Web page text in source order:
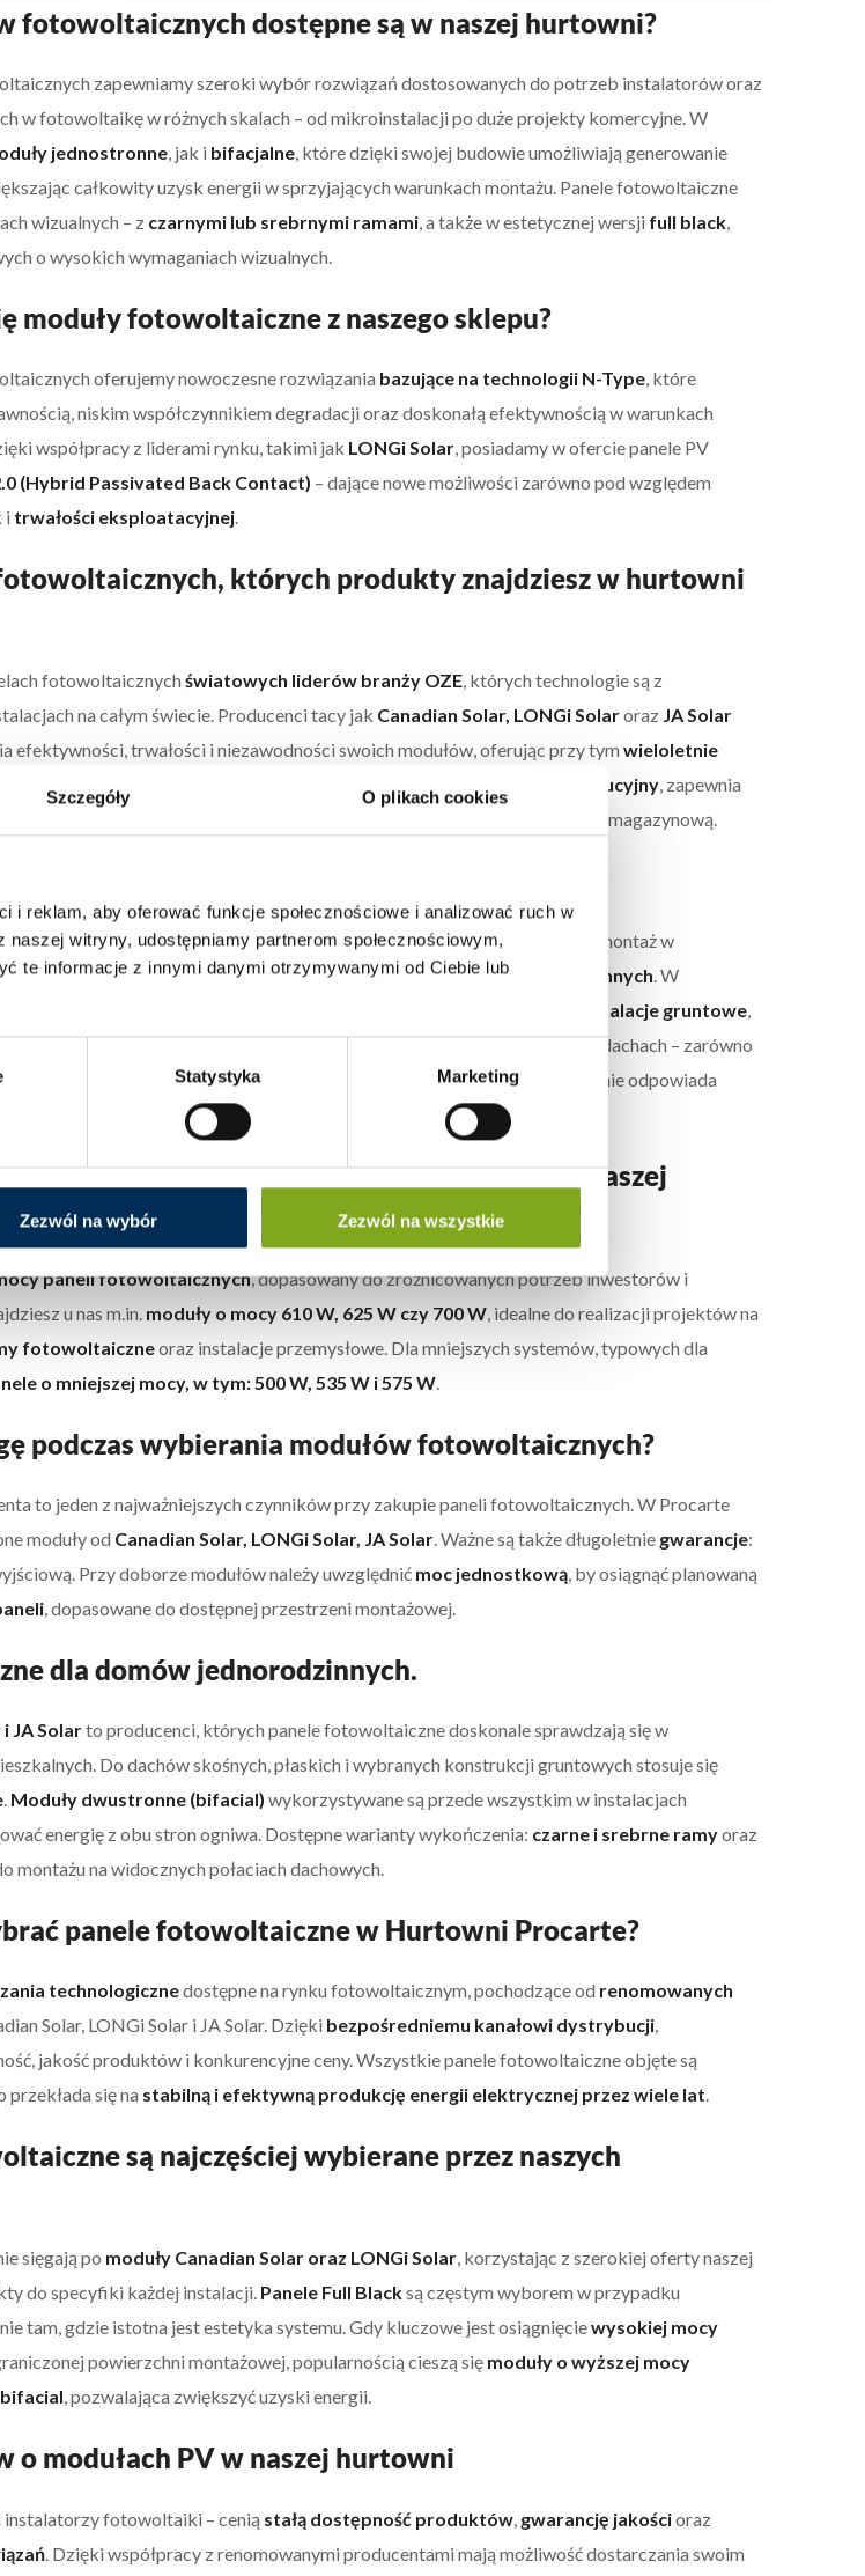
Szczegóły O plikach cookies
reklam, aby oferować funkcje społecznościowe i analizować ruch w
witryny, udostępniamy partnerom społecznościowym,
te informacje z innymi danymi otrzymywanymi od Ciebie lub
Statystyka Marketing
Zezwól na wybór Zezwól na wszystkie
fotowoltaicznych dostępne są w naszej hurtowni?
zapewniamy szeroki wybór rozwiązań dostosowanych do potrzeb instalatorów oraz
w fotowoltaikę w różnych skalach – od mikroinstalacji po duże projekty komercyjne. W
jednostronne, jak i bifacjalne, które dzięki swojej budowie umożliwiają generowanie
całkowity uzysk energii w sprzyjających warunkach montażu. Panele fotowoltaiczne
wizualnych – z czarnymi lub srebrnymi ramami, a także w estetycznej wersji full black,
o wysokich wymaganiach wizualnych.
moduły fotowoltaiczne z naszego sklepu?
oferujemy nowoczesne rozwiązania bazujące na technologii N-Type, które
niskim współczynnikiem degradacji oraz doskonałą efektywnością w warunkach
współpracy z liderami rynku, takimi jak LONGi Solar, posiadamy w ofercie panele PV
(Hybrid Passivated Back Contact) – dające nowe możliwości zarówno pod względem
i trwałości eksploatacyjnej.
których produkty znajdziesz w hurtowni
fotowoltaicznych światowych liderów branży OZE, których technologie są z
na całym świecie. Producenci tacy jak Canadian Solar, LONGi Solaroraz JA Solar
efektywności, trwałości i niezawodności swoich modułów, oferując przy tym wieloletnie
technologiczne. Hurtownia Procarte, jako oficjalny partner dystrybucyjny, zapewnia
najwyższej jakości z pełnym wsparciem technicznym i dostępnością magazynową.
fotowoltaiczne?
Solar orazJA Solar, dostępne w naszej hurtowni, umożliwiają elastyczny montaż w
na dachach budynków, jakdedykowanych konstrukcjach naziemnych. W
instalacje gruntowe,
odbicia światła i zwiększenie całkowitych uzysków energii. Z kolei na dachach – zarówno
stosuje się moduły monofacjalne
, których charakterystyka idealnie odpowiada
typu powierzchniach.
– jakie moce dostępne są w naszej
paneli fotowoltaicznych, dopasowany do zróżnicowanych potrzeb inwestorów i
u nas m.in. moduły o mocy 610 W, 625 W czy 700 W , idealne do realizacji projektów na
fotowoltaiczneoraz instalacje przemysłowe. Dla mniejszych systemów, typowych dla
o mniejszej mocy, w tym: 500 W, 535 W i 575 W
podczas wybierania modułów fotowoltaicznych?
to jeden z najważniejszych czynników przy zakupie paneli fotowoltaicznych. W Procarte
moduły od Canadian Solar, LONGi Solar, JA Solar. Ważne są także długoletnie gwarancje:
Przy doborze modułów należy uwzględnić moc jednostkową, by osiągnąć planowaną
, dopasowane do dostępnej przestrzeni montażowej.
dla domów jednorodzinnych.
JA Solarto producenci, których panele fotowoltaiczne doskonale sprawdzają się w
Do dachów skośnych, płaskich i wybranych konstrukcji gruntowych stosuje się
. Moduły dwustronne (bifacial) wykorzystywane są przede wszystkim w instalacjach
energię z obu stron ogniwa. Dostępne warianty wykończenia: czarne i srebrne ramyoraz
montażu na widocznych połaciach dachowych.
panele fotowoltaiczne w Hurtowni Procarte?
technologicznedostępne na rynku fotowoltaicznym, pochodzące od renomowanych
Solar, LONGi Solar i JA Solar. Dzięki bezpośredniemu kanałowi dystrybucji,
jakość produktów i konkurencyjne ceny. Wszystkie panele fotowoltaiczne objęte są
przekłada się na stabilną i efektywną produkcję energii elektrycznej przez wiele lat.
są najczęściej wybierane przez naszych
sięgają po moduły Canadian Solar oraz LONGi Solar, korzystając z szerokiej oferty naszej
do specyfiki każdej instalacji. Panele Full Blacksą częstym wyborem w przypadku
tam, gdzie istotna jest estetyka systemu. Gdy kluczowe jest osiągnięciewysokiej mocy
powierzchni montażowej, popularnością cieszą się moduły o wyższej mocy
, pozwalająca zwiększyć uzyski energii.
modułach PV w naszej hurtowni
instalatorzy fotowoltaiki – cenią stałą dostępność produktów gwarancję jakościoraz
. Dzięki współpracy z renomowanymi producentami mają możliwość dostarczania swoim